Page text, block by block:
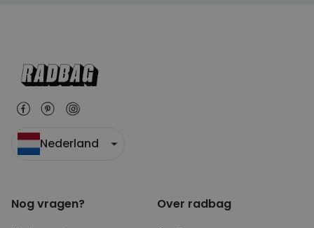
Nederland
Nog vragen? Over radbag